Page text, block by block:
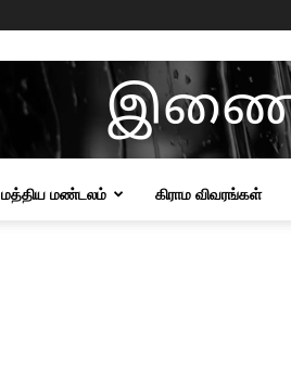
மத்திய மண்டலம் கிராம விவரங்கள்